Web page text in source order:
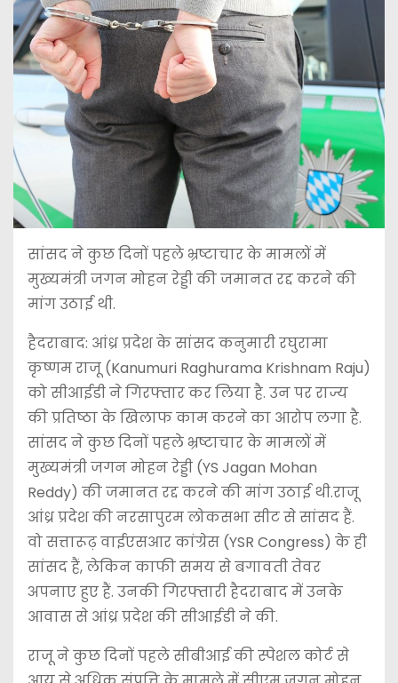
सांसद ने कुछ दिनों पहले भ्रष्टाचार के मामलों में
मुख्यमंत्री जगन मोहन रेड्डी की जमानत रद्द करने की
मांग उठाई थी.
हैदराबाद: आंध्र प्रदेश के सांसद कनुमारी रघुरामा
कृष्णम राजू (Kanumuri Raghurama Krishnam Raju)
को सीआईडी ने गिरफ्तार कर लिया है. उन पर राज्य
की प्रतिष्ठा के खिलाफ काम करने का आरोप लगा है.
सांसद ने कुछ दिनों पहले भ्रष्टाचार के मामलों में
मुख्यमंत्री जगन मोहन रेड्डी (YS Jagan Mohan
Reddy) की जमानत रद्द करने की मांग उठाई थी.राजू
आंध्र प्रदेश की नरसापुरम लोकसभा सीट से सांसद हैं.
वो सत्तारूढ़ वाईएसआर कांग्रेस (YSR Congress) के ही
सांसद हैं, लेकिन काफी समय से बगावती तेवर
अपनाए हुए हैं. उनकी गिरफ्तारी हैदराबाद में उनके
आवास से आंध्र प्रदेश की सीआईडी ने की.
राजू ने कुछ दिनों पहले सीबीआई की स्पेशल कोर्ट से